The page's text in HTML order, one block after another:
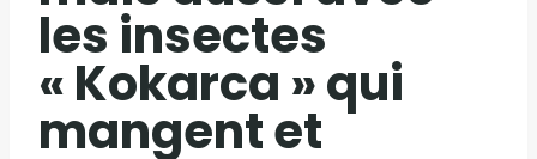
les insectes
« Kokarca » qui
mangent et